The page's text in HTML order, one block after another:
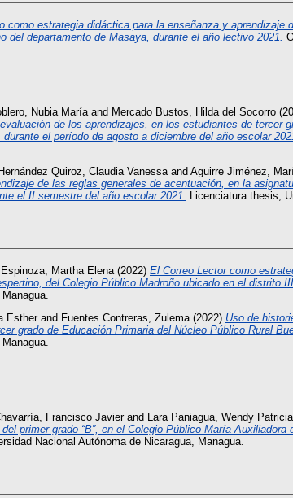
como estrategia didáctica para la enseñanza y
del departamento de Masaya, durante el año lectivo 2021.
Nubia Maríaand Mercado Bustos, Hilda del Socorro
de los aprendizajes, en los estudiantes de tercer
el período de agosto a diciembre del año escolar
Hernández Quiroz, Claudia Vanessaand Aguirre Jiménez,
de las reglas generales de acentuación, en la
el II semestre del año escolar 2021. Licenciatura thesis,
Martha Elena(2022) El Correo Lector como
del Colegio Público Madroño ubicado en el distrito
Estherand Fuentes Contreras, Zulema (2022) Uso de
grado de Educación Primaria del Núcleo Público Rural
Francisco Javierand Lara Paniagua, Wendy Patricia
primer grado “B”, en el Colegio Público María
Nacional Autónoma de Nicaragua, Managua.